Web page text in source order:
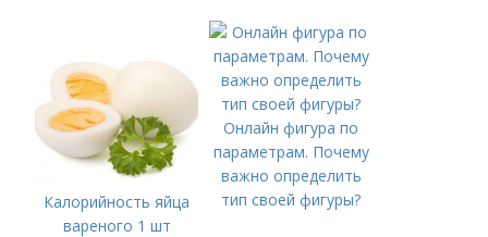
Калорийность яйца
вареного 1 шт
Онлайн фигура по
параметрам. Почему
важно определить
тип своей фигуры?